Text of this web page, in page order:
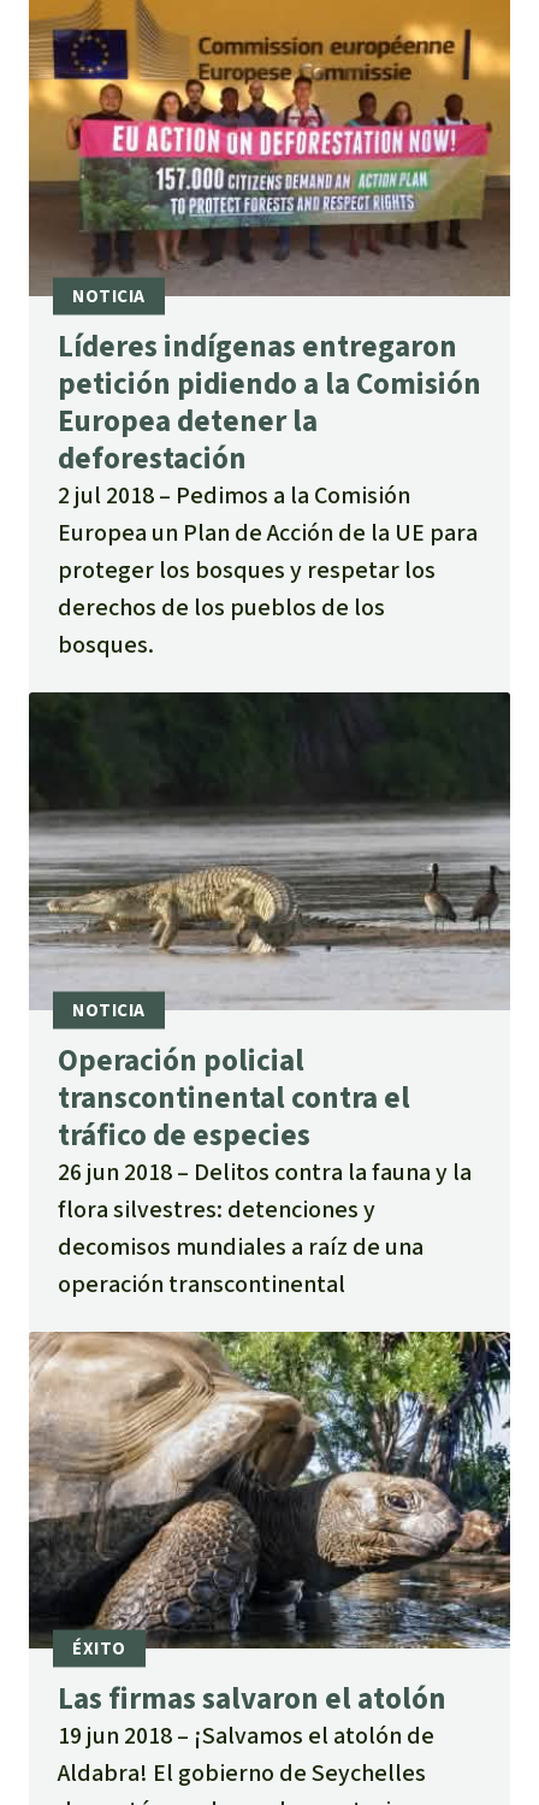
Líderes indígenas entregaron
petición pidiendo a la Comisión
Europea detener la
deforestación
2 jul 2018
Pedimos a la Comisión
Europea un Plan de Acción de la UE para
proteger los bosques y respetar los
derechos de los pueblos de los
bosques.
Operación policial
transcontinental contra el
tráfico de especies
26 jun 2018
Delitos contra la fauna y la
flora silvestres: detenciones y
decomisos mundiales a raíz de una
operación transcontinental
Las firmas salvaron el atolón
19 jun 2018
¡Salvamos el atolón de
Aldabra! El gobierno de Seychelles